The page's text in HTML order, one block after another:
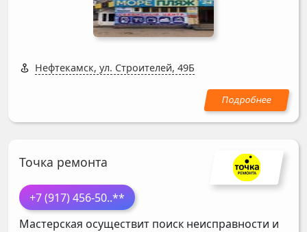
Нефтекамск, ул. Строителей, 49Б
Точка ремонта
+7 (917) 456-50..**
Мастерская осуществит поиск неисправности и